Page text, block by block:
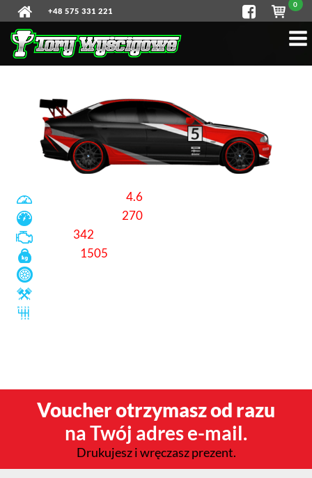
+48 575 331 221
0
BMW M POWER (E46)
4.6
270
342
1505
Voucher otrzymasz od razu
na Twój adres e-mail.
Drukujesz i wręczasz prezent.